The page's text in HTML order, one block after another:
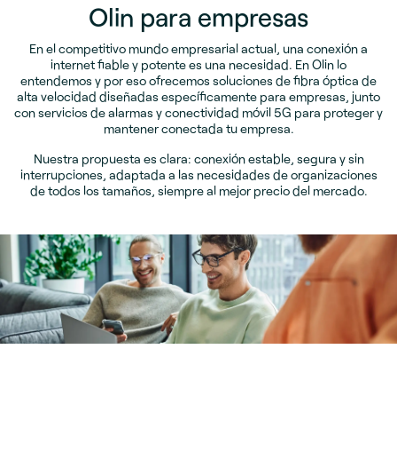
Olin para empresas
En el competitivo mundo empresarial actual, una conexión a
internet fiable y potente es una necesidad. En Olin lo
entendemos y por eso ofrecemos soluciones de fibra óptica de
alta velocidad diseñadas específicamente para empresas, junto
con servicios de alarmas y conectividad móvil 5G para proteger y
mantener conectada tu empresa.
Nuestra propuesta es clara: conexión estable, segura y sin
interrupciones, adaptada a las necesidades de organizaciones
de todos los tamaños, siempre al mejor precio del mercado.